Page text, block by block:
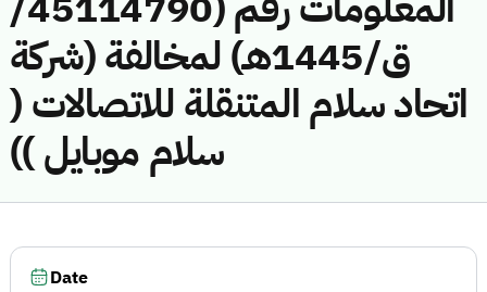
ق/1445هـ) لمخالفة (شركة
اتحاد سلام المتنقلة للاتصالات (
سلام موبايل ))
Date